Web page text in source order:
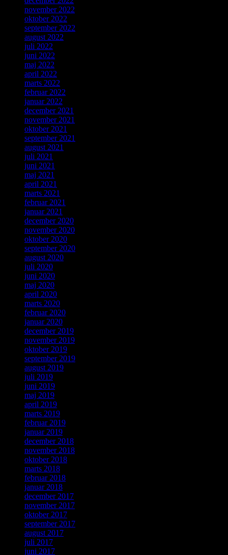
november 2022
oktober 2022
september 2022
august 2022
juli 2022
juni 2022
maj 2022
april 2022
marts 2022
februar 2022
januar 2022
december 2021
november 2021
oktober 2021
september 2021
august 2021
juli 2021
juni 2021
maj 2021
april 2021
marts 2021
februar 2021
januar 2021
december 2020
november 2020
oktober 2020
september 2020
august 2020
juli 2020
juni 2020
maj 2020
april 2020
marts 2020
februar 2020
januar 2020
december 2019
november 2019
oktober 2019
september 2019
august 2019
juli 2019
juni 2019
maj 2019
april 2019
marts 2019
februar 2019
januar 2019
december 2018
november 2018
oktober 2018
marts 2018
februar 2018
januar 2018
december 2017
november 2017
oktober 2017
september 2017
august 2017
juli 2017
juni 2017